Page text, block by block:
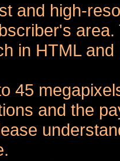
and high-
in HTML
45
and the